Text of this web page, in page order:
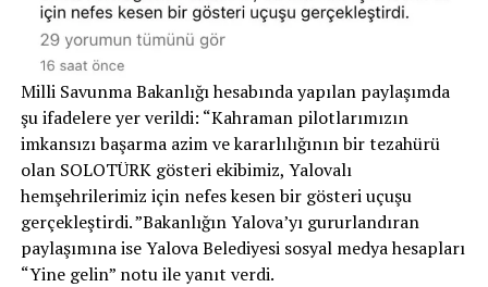
Milli Savunma Bakanlığı hesabında yapılan paylaşımda
şu ifadelere yer verildi: “Kahraman pilotlarımızın
imkansızı başarma azim ve kararlılığının bir tezahürü
olan SOLOTÜRK gösteri ekibimiz, Yalovalı
hemşehrilerimiz için nefes kesen bir gösteri uçuşu
gerçekleştirdi. ”Bakanlığın Yalova’yı gururlandıran
paylaşımına ise Yalova Belediyesi sosyal medya hesapları
“Yine gelin” notu ile yanıt verdi.